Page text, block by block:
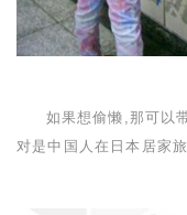
如果想偷懒,那可以
对是中国人在日本居家旅